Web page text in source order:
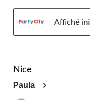
Affiché
Nice
Paula